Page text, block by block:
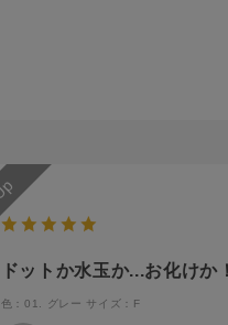
ドットか水玉か...お化けか
色：01. グレー サイズ：F